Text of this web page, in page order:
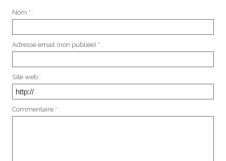
Nom * :
Adresse email (non publiée) * :
Site web :
Commentaire * :